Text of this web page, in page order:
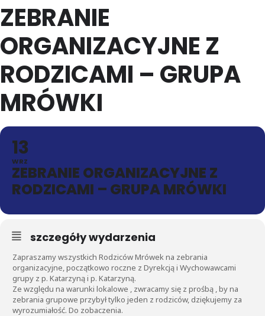
ZEBRANIE
ORGANIZACYJNE Z
RODZICAMI – GRUPA
MRÓWKI
13
WRZ
ZEBRANIE ORGANIZACYJNE Z
RODZICAMI – GRUPA MRÓWKI
szczegóły wydarzenia
Zapraszamy wszystkich Rodziców Mrówek na zebrania
organizacyjne, początkowo roczne z Dyrekcją i Wychowawcami
grupy z p. Katarzyną i p. Katarzyną.
Ze względu na warunki lokalowe , zwracamy się z prośbą , by na
zebrania grupowe przybył tylko jeden z rodziców, dziękujemy za
wyrozumiałość. Do zobaczenia.